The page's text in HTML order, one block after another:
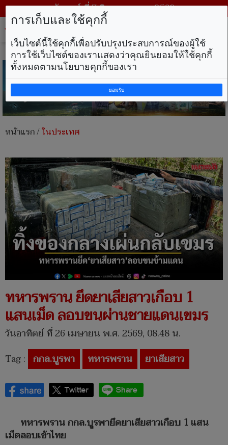
วันศุกร์ ที่ 7 สิงหาคม พ.ศ. 2569
หน้าแรก/ในประเทศ
ทหารพราน ยึดยาเสียสาวเกือบ 1
แสนเม็ด ลอบขนผ่านชายแดนเขมร
วันอาทิตย์ ที่ 26 เมษายน พ.ศ. 2569, 08.48 น.
Tag : กกล.บูรพา ทหารพราน ยาเสียสาว
ทหารพราน กกล.บูรพายึดยาเสียสาวเกือบ 1 แสน
เม็ดลอบเข้าไทย
การเก็บและใช้คุกกี้
เว็บไซต์นี้ใช้คุกกี้เพื่อปรับปรุงประสบการณ์ของผู้ใช้
การใช้เว็บไซต์ของเราแสดงว่าคุณยินยอมให้ใช้คุกกี้
ทั้งหมดตามนโยบายคุกกี้ของเรา
ยอมรับ